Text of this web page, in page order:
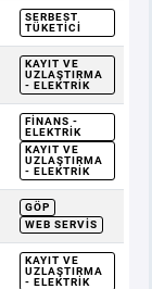
SERBEST
TÜKETICI
KAYIT VE
UZLAŞTIRMA
- ELEKTRIK
FINANS -
ELEKTRIK
KAYIT VE
UZLAŞTIRMA
- ELEKTRIK
GÖP
WEB SERVIS
KAYIT VE
UZLAŞTIRMA
- ELEKTRIK